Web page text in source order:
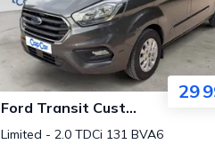
29
Ford Transit Custom Fourgon L2H1
Limited - 2.0 TDCi 131 BVA6